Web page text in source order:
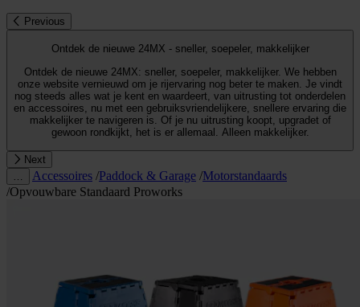
Previous
Ontdek de nieuwe 24MX - sneller, soepeler, makkelijker
Ontdek de nieuwe 24MX: sneller, soepeler, makkelijker. We hebben
onze website vernieuwd om je rijervaring nog beter te maken. Je vindt
nog steeds alles wat je kent en waardeert, van uitrusting tot onderdelen
en accessoires, nu met een gebruiksvriendelijkere, snellere ervaring die
makkelijker te navigeren is. Of je nu uitrusting koopt, upgradet of
gewoon rondkijkt, het is er allemaal. Alleen makkelijker.
Next
Accessoires /Paddock & Garage /Motorstandaards
/Opvouwbare Standaard Proworks